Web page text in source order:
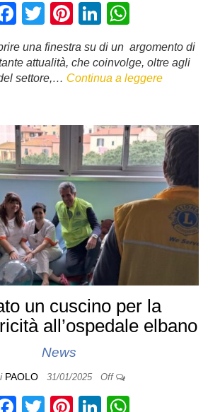
F
c
e
o
o
k
T
wi
tt
er
Pi
er
e
Li
n
k
e
n
at
s
p
p
una finestra su di un argomento di
attualità, che coinvolge, oltre agli
settore,… Continua a leggere
un cuscino per la
all’ospedale elbano
News
PAOLO 31/01/2025 Off